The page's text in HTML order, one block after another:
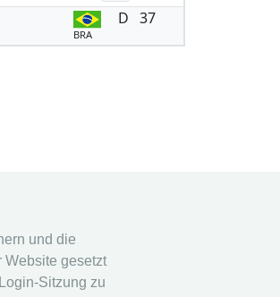
und die
gesetzt
Sitzung zu
BRA
D 37
Datenschutz
Impressum